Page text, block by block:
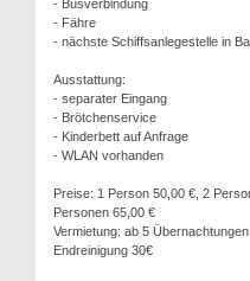
- Busverbindung
- Fähre
- nächste Schiffsanlegestelle in
Ausstattung:
- separater Eingang
- Brötchenservice
- Kinderbett auf Anfrage
- WLAN vorhanden
Preise: 1 Person 50,00 €, 2
Personen 65,00 €
Vermietung: ab 5 Übernachtungen
Endreinigung 30€